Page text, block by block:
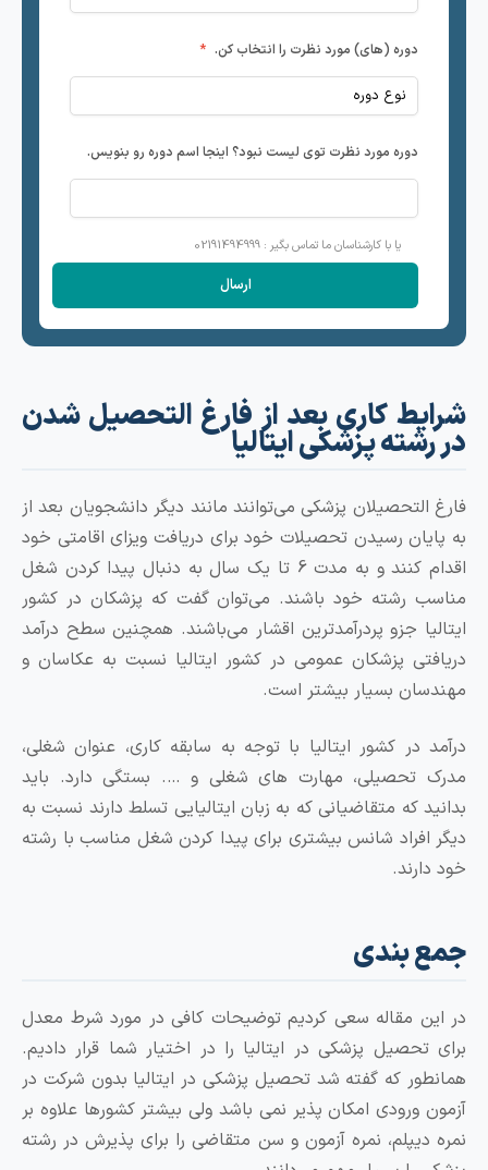
دوره (های) مورد نظرت را انتخاب کن. *
دوره مورد نظرت توی لیست نبود؟ اینجا اسم دوره رو بنویس.
یا با کارشناسان ما تماس بگیر : 02191494999
کاری بعد از فارغ التحصیل شدن
پزشکی ایتالیا
پزشکی می‌توانند مانند دیگر دانشجویان بعد از
رسیدن تحصیلات خود برای دریافت ویزای اقامتی خود
اقدام کنند و به مدت 6 تا یک سال به دنبال پیدا کردن شغل
رشته خود باشند. می‌توان گفت که پزشکان در کشور
جزو پردرآمدترین اقشار می‌باشند. همچنین سطح درآمد
پزشکان عمومی در کشور ایتالیا نسبت به عکاسان و
بسیار بیشتر است.
در کشور ایتالیا با توجه به سابقه کاری، عنوان شغلی،
تحصیلی، مهارت های شغلی و …. بستگی دارد. باید
که متقاضیانی که به زبان ایتالیایی تسلط دارند نسبت به
شانس بیشتری برای پیدا کردن شغل مناسب با رشته
بندی
مقاله سعی کردیم توضیحات کافی در مورد شرط معدل
پزشکی در ایتالیا را در اختیار شما قرار دادیم.
که گفته شد تحصیل پزشکی در ایتالیا بدون شرکت در
ورودی امکان پذیر نمی باشد ولی بیشتر کشورها علاوه بر
نمره آزمون و سن متقاضی را برای پذیرش در رشته